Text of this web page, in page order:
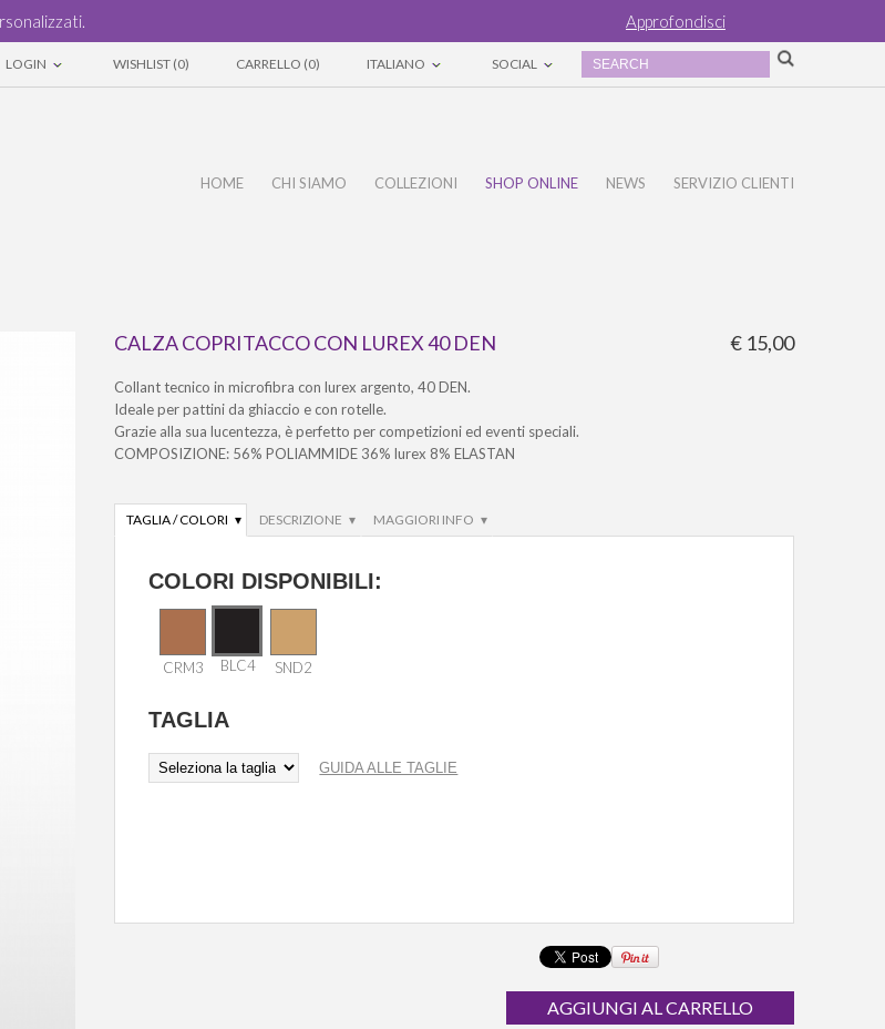
Approfondisci
LOGIN WISHLIST (0) CARRELLO (0) ITALIANO SOCIAL
HOME CHI SIAMO COLLEZIONI SHOP ONLINE NEWS SERVIZIO CLIENTI
CALZA COPRITACCO CON LUREX 40 DEN € 15,00
Collant tecnico in microfibra con lurex argento, 40 DEN.
Ideale per pattini da ghiaccio e con rotelle.
Grazie alla sua lucentezza, è perfetto per competizioni ed eventi speciali.
COMPOSIZIONE: 56% POLIAMMIDE 36% lurex 8% ELASTAN
TAGLIA / COLORI ▾ DESCRIZIONE ▾ MAGGIORI INFO ▾
COLORI DISPONIBILI:
CRM3 BLC4 SND2
TAGLIA
GUIDA ALLE TAGLIE
AGGIUNGI AL CARRELLO